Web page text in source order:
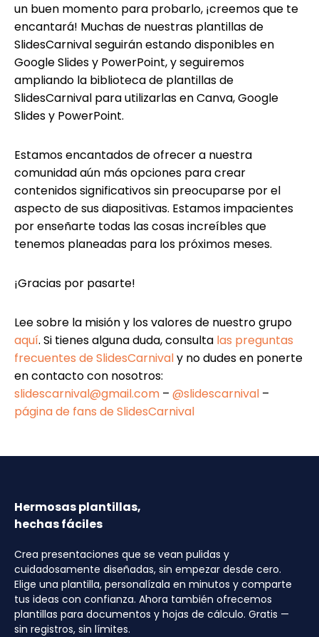
un buen momento para probarlo, ¡creemos que te
encantará! Muchas de nuestras plantillas de
SlidesCarnival seguirán estando disponibles en
Google Slides y PowerPoint, y seguiremos
ampliando la biblioteca de plantillas de
SlidesCarnival para utilizarlas en Canva, Google
Slides y PowerPoint.
Estamos encantados de ofrecer a nuestra
comunidad aún más opciones para crear
contenidos significativos sin preocuparse por el
aspecto de sus diapositivas. Estamos impacientes
por enseñarte todas las cosas increíbles que
tenemos planeadas para los próximos meses.
¡Gracias por pasarte!
Lee sobre la misión y los valores de nuestro grupo
aquí. Si tienes alguna duda, consulta las preguntas
frecuentes de SlidesCarnivaly no dudes en ponerte
en contacto con nosotros:
slidescarnival@gmail.com – @slidescarnival –
página de fans de SlidesCarnival
Hermosas plantillas,
hechas fáciles
Crea presentaciones que se vean pulidas y
cuidadosamente diseñadas, sin empezar desde cero.
Elige una plantilla, personalízala en minutos y comparte
tus ideas con confianza. Ahora también ofrecemos
plantillas para documentos y hojas de cálculo. Gratis —
sin registros, sin límites.